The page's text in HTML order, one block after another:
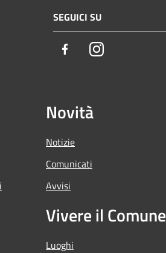
SEGUICI SU
FacebookInstagram
Novità
Notizie
Comunicati
Avvisi
Vivere il Comune
Luoghi